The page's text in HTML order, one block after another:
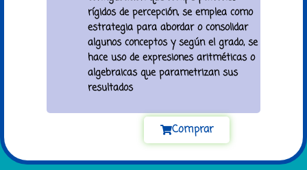
rígidos de percepción, se emplea como
estrategia para abordar o consolidar
algunos conceptos y según el grado, se
hace uso de expresiones aritméticas o
algebraicas que parametrizan sus
resultados
Comprar